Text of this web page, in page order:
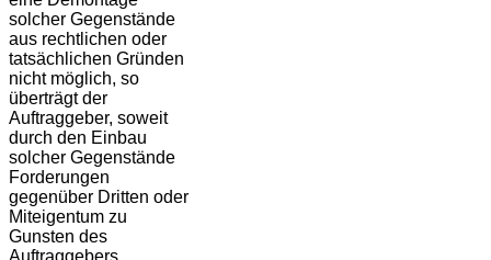
solcher Gegenstände
aus rechtlichen oder
tatsächlichen Gründen
nicht möglich, so
überträgt der
Auftraggeber, soweit
durch den Einbau
solcher Gegenstände
Forderungen
gegenüber Dritten oder
Miteigentum zu
Gunsten des
Auftraggebers